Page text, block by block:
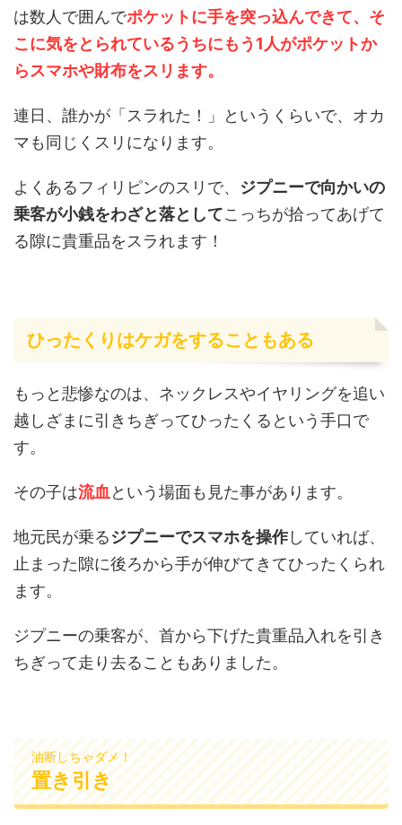
は数人で囲んでポケットに手を突っ込んできて、そ
こに気をとられているうちにもう1人がポケットか
らスマホや財布をスリます。
連日、誰かが「スラれた！」というくらいで、オカ
マも同じくスリになります。
よくあるフィリピンのスリで、 ジプニーで向かいの
乗客が小銭をわざと落としてこっちが拾ってあげて
る隙に貴重品をスラれます！
ひったくりはケガをすることもある
もっと悲惨なのは、ネックレスやイヤリングを追い
越しざまに引きちぎってひったくるという手口で
す。
その子は流血 という場面も見た事があります。
地元民が乗るジプニーでスマホを操作していれば、
止まった隙に後ろから手が伸びてきてひったくられ
ます。
ジプニーの乗客が、首から下げた貴重品入れを引き
ちぎって走り去ることもありました。
油断しちゃダメ！
置き引き